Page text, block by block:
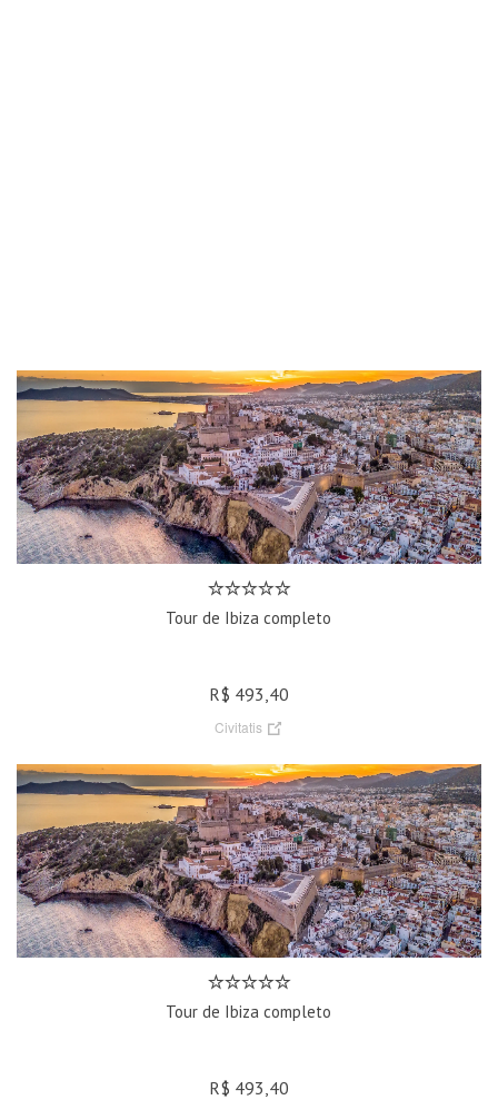
Tour de Ibiza completo
R$ 493,40
Civitatis
Tour de Ibiza completo
R$ 493,40